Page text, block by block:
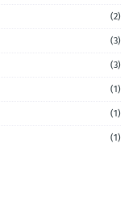
(2)
(3)
(3)
(1)
(1)
(1)